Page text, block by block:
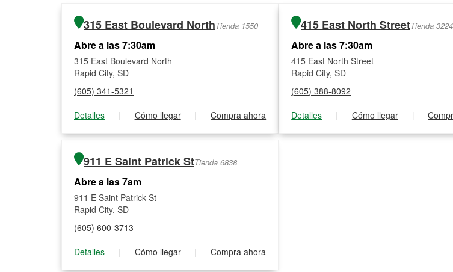
315 East Boulevard NorthTienda 1550
Abre a las 7:30am
315 East Boulevard North
Rapid City, SD
(605) 341-5321
Detalles
| Cómo llegar | Compra ahora
415 East North StreetTienda 3224
Abre a las 7:30am
415 East North Street
Rapid City, SD
(605) 388-8092
Detalles
| Cómo llegar |
911 E Saint Patrick StTienda 6838
Abre a las 7am
911 E Saint Patrick St
Rapid City, SD
(605) 600-3713
Detalles
| Cómo llegar | Compra ahora